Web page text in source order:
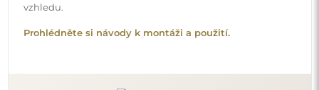
vzhledu.
Prohlédněte si návody k montáži a použití.